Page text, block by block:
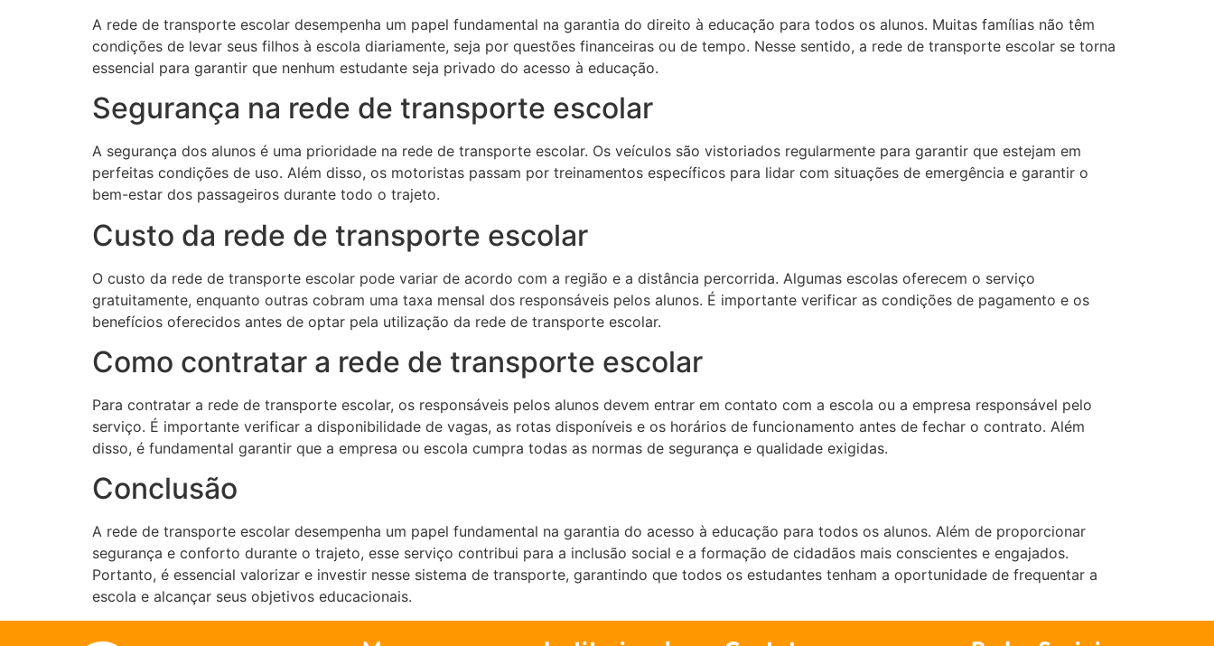
A rede de transporte escolar desempenha um papel fundamental na garantia do direito à educação para todos os alunos. Muitas famílias não têm
condições de levar seus filhos à escola diariamente, seja por questões financeiras ou de tempo. Nesse sentido, a rede de transporte escolar se torna
essencial para garantir que nenhum estudante seja privado do acesso à educação.
Segurança na rede de transporte escolar
A segurança dos alunos é uma prioridade na rede de transporte escolar. Os veículos são vistoriados regularmente para garantir que estejam em
perfeitas condições de uso. Além disso, os motoristas passam por treinamentos específicos para lidar com situações de emergência e garantir o
bem-estar dos passageiros durante todo o trajeto.
Custo da rede de transporte escolar
O custo da rede de transporte escolar pode variar de acordo com a região e a distância percorrida. Algumas escolas oferecem o serviço
gratuitamente, enquanto outras cobram uma taxa mensal dos responsáveis pelos alunos. É importante verificar as condições de pagamento e os
benefícios oferecidos antes de optar pela utilização da rede de transporte escolar.
Como contratar a rede de transporte escolar
Para contratar a rede de transporte escolar, os responsáveis pelos alunos devem entrar em contato com a escola ou a empresa responsável pelo
serviço. É importante verificar a disponibilidade de vagas, as rotas disponíveis e os horários de funcionamento antes de fechar o contrato. Além
disso, é fundamental garantir que a empresa ou escola cumpra todas as normas de segurança e qualidade exigidas.
Conclusão
A rede de transporte escolar desempenha um papel fundamental na garantia do acesso à educação para todos os alunos. Além de proporcionar
segurança e conforto durante o trajeto, esse serviço contribui para a inclusão social e a formação de cidadãos mais conscientes e engajados.
Portanto, é essencial valorizar e investir nesse sistema de transporte, garantindo que todos os estudantes tenham a oportunidade de frequentar a
escola e alcançar seus objetivos educacionais.